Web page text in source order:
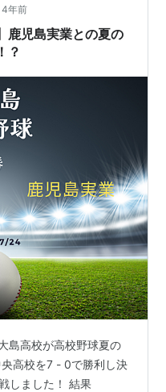
4年前
鹿児島実業との夏の
？
島高校が高校野球夏の
高校を7 - 0で勝利し決
しました！ 結果